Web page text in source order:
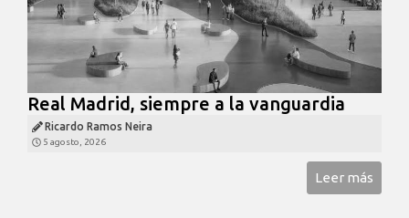
Real Madrid, siempre a la vanguardia
Ricardo Ramos Neira
5 agosto, 2026
Leer más